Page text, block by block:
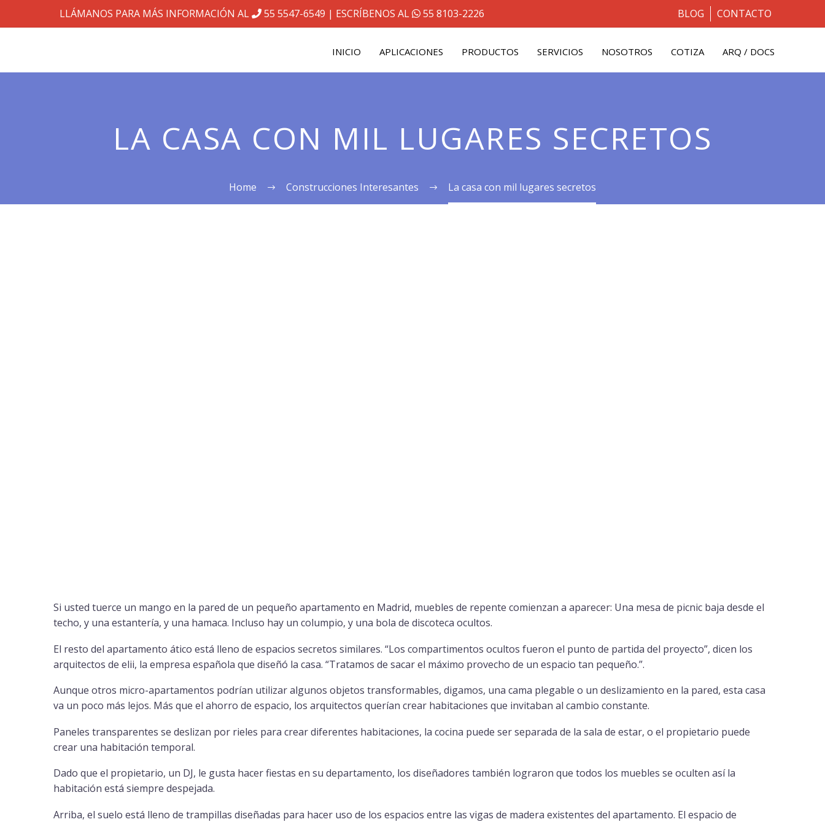
LLÁMANOS PARA MÁS INFORMACIÓN AL 55 5547-6549 | ESCRÍBENOS AL 55 8103-2226 BLOG CONTACTO
INICIO APLICACIONES PRODUCTOS SERVICIOS NOSOTROS COTIZA ARQ / DOCS
LA CASA CON MIL LUGARES SECRETOS
Home Construcciones Interesantes La casa con mil lugares secretos
Si usted tuerce un mango en la pared de un pequeño apartamento en Madrid, muebles de repente comienzan a aparecer: Una mesa de picnic baja desde el
techo, y una estantería, y una hamaca. Incluso hay un columpio, y una bola de discoteca ocultos.
El resto del apartamento ático está lleno de espacios secretos similares. “Los compartimentos ocultos fueron el punto de partida del proyecto”, dicen los
arquitectos de elii, la empresa española que diseñó la casa. “Tratamos de sacar el máximo provecho de un espacio tan pequeño.”.
Aunque otros micro-apartamentos podrían utilizar algunos objetos transformables, digamos, una cama plegable o un deslizamiento en la pared, esta casa
va un poco más lejos. Más que el ahorro de espacio, los arquitectos querían crear habitaciones que invitaban al cambio constante.
Paneles transparentes se deslizan por rieles para crear diferentes habitaciones, la cocina puede ser separada de la sala de estar, o el propietario puede
crear una habitación temporal.
Dado que el propietario, un DJ, le gusta hacer fiestas en su departamento, los diseñadores también lograron que todos los muebles se oculten así la
habitación está siempre despejada.
Arriba, el suelo está lleno de trampillas diseñadas para hacer uso de los espacios entre las vigas de madera existentes del apartamento. El espacio de